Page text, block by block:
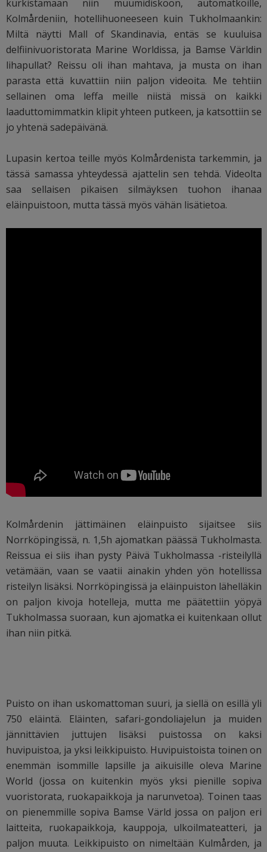
kurkistamaan niin muumidiskoon, automatkoille,
Kolmårdeniin, hotellihuoneeseen kuin Tukholmaankin:
Miltä näytti Mall of Skandinavia, entäs se kuuluisa
delfiinivuoristorata Marine Worldissa, ja Bamse Världin
lihapullat? Reissu oli ihan mahtava, ja musta on ihan
parasta että kuvattiin niin paljon videoita. Me tehtiin
sellainen oma leffa meille niistä missä on kaikki
laaduttomimmatkin klipit yhteen putkeen, ja katsottiin se
jo yhtenä sadepäivänä.
Lupasin kertoa teille myös Kolmårdenista tarkemmin, ja
tässä samassa yhteydessä ajattelin sen tehdä. Videolta
saa sellaisen pikaisen silmäyksen tuohon ihanaa
eläinpuistoon, mutta tässä myös vähän lisätietoa.
Kolmårdenin jättimäinen eläinpuisto sijaitsee siis
Norrköpingissä, n. 1,5h ajomatkan päässä Tukholmasta.
Reissua ei siis ihan pysty Päivä Tukholmassa -risteilyllä
vetämään, vaan se vaatii ainakin yhden yön hotellissa
risteilyn lisäksi. Norrköpingissä ja eläinpuiston lähelläkin
on paljon kivoja hotelleja, mutta me päätettiin yöpyä
Tukholmassa suoraan, kun ajomatka ei kuitenkaan ollut
ihan niin pitkä.
Puisto on ihan uskomattoman suuri, ja siellä on esillä yli
750 eläintä. Eläinten, safari-gondoliajelun ja muiden
jännittävien juttujen lisäksi puistossa on kaksi
huvipuistoa, ja yksi leikkipuisto. Huvipuistoista toinen on
enemmän isommille lapsille ja aikuisille oleva Marine
World (jossa on kuitenkin myös yksi pienille sopiva
vuoristorata, ruokapaikkoja ja narunvetoa). Toinen taas
on pienemmille sopiva Bamse Värld jossa on paljon eri
laitteita, ruokapaikkoja, kauppoja, ulkoilmateatteri, ja
paljon muuta. Leikkipuisto on nimeltään Kulmården, ja